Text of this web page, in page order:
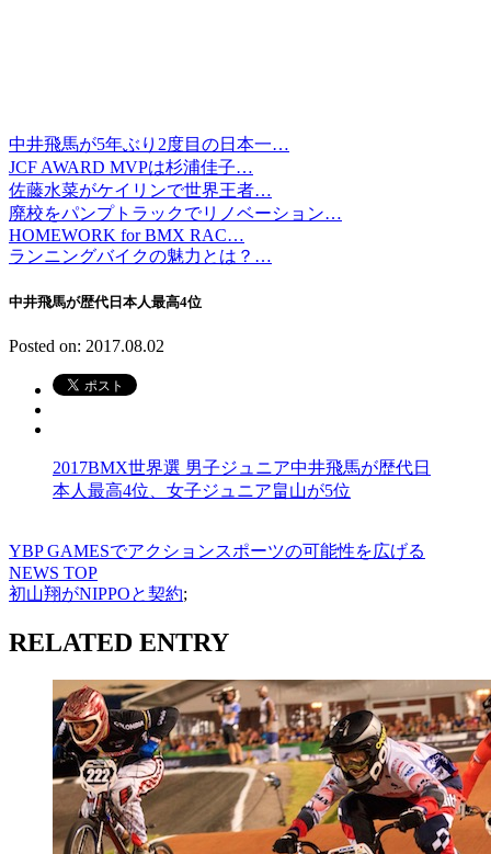
中井飛馬が5年ぶり2度目の日本一…
JCF AWARD MVPは杉浦佳子…
佐藤水菜がケイリンで世界王者…
廃校をパンプトラックでリノベーション…
HOMEWORK for BMX RAC…
ランニングバイクの魅力とは？…
中井飛馬が歴代日本人最高4位
Posted on: 2017.08.02
2017BMX世界選 男子ジュニア中井飛馬が歴代日
本人最高4位、女子ジュニア畠山が5位
YBP GAMESでアクションスポーツの可能性を広げる
NEWS TOP
初山翔がNIPPOと契約;
RELATED ENTRY